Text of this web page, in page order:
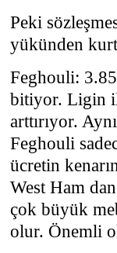
Peki
yükünden
Feghouli:
bitiyor. Ligin
arttırıyor.
Feghouli
ücretin
West Ham
çok büyük
olur. Önemli